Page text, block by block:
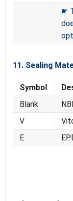
☛
11. Sealing
Symbol
Blank
V
E